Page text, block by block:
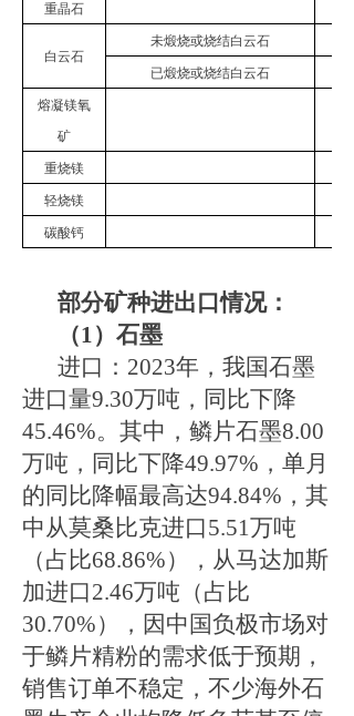
重晶石
白云石
未煅烧或烧结白云石
已煅烧或烧结白云石
熔凝镁氧
矿
重烧镁
轻烧镁
碳酸钙
部分矿种进出口情况：
（1）石墨
进口： 2023年，我国石墨
进口量9.30万吨，同比下降
45.46%。其中， 鳞片石墨8.00
万吨，同比下降49.97%，单月
的同比降幅最高达94.84%，其
中从莫桑比克进口5.51万吨
（占比68.86%）
，从马达加斯
加进口2.46万吨 （占比
30.70%）
，因中国负极市场对
于鳞片精粉的需求低于预期，
销售订单不稳定，不少海外石